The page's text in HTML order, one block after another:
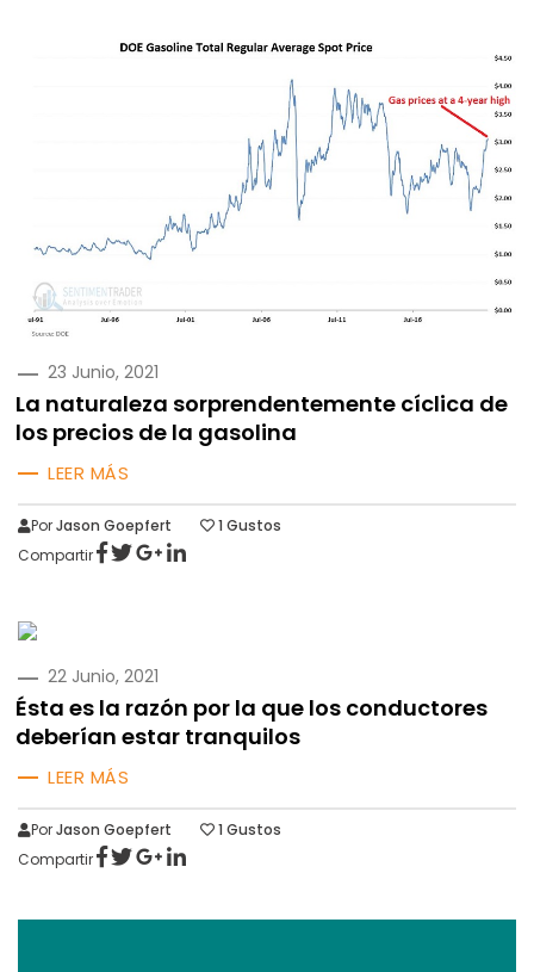
PUBLICADO
23 Junio, 2021
La naturaleza sorprendentemente cíclica de
los precios de la gasolina
LEER MÁS
PorJason Goepfert 1 Gustos
Compartir
PUBLICADO
22 Junio, 2021
Ésta es la razón por la que los conductores
deberían estar tranquilos
LEER MÁS
PorJason Goepfert 1 Gustos
Compartir